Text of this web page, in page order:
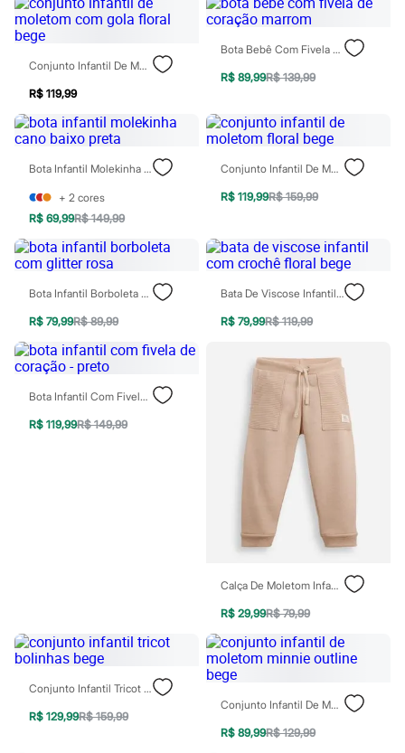
Chinelos
Rasteirinhas
Sandálias
Sapatilhas
Marcas
City
Clock House
Mindset
Sawary
Yessica
Moda esportiva
Acessórios
Blusas
Calçados
Leggings
Shorts e Bermudas
Tops
Calcinhas
Cintas e Modeladores
Meias
Pijamas
Sutiãs e Tops
Moda praia
Biquínis
Em alta
Dia dos Pais
Inverno
Novidades
Roupas
Bermudas
Conjunto Infantil De Moletom Com Gola Floral Bege
R$ 119,99
Bota Bebê Com Fivela De Coração Marrom
R$ 89,99R$ 139,99
Bota Infantil Molekinha Cano Baixo Preta
+ 2 cores
R$ 69,99R$ 149,99
Conjunto Infantil De Moletom Floral Bege
R$ 119,99R$ 159,99
Bota Infantil Borboleta Com Glitter Rosa
R$ 79,99R$ 89,99
Bata De Viscose Infantil Com Crochê Floral Bege
R$ 79,99R$ 119,99
Bota Infantil Com Fivela De Coração - Preto
R$ 119,99R$ 149,99
Calça De Moletom Infantil Texturizada Bege
R$ 29,99R$ 79,99
Conjunto Infantil Tricot Bolinhas Bege
R$ 129,99R$ 159,99
Conjunto Infantil De Moletom Minnie Outline Bege
R$ 89,99R$ 129,99